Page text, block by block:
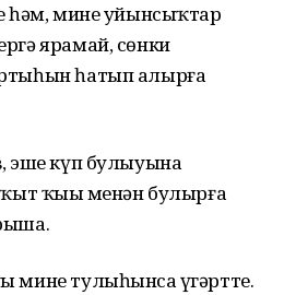
һәм, мине уйынсыҡтар
ярамай, сөнки
һатып алырға
эше күп булыуына
ҡыҙы менән булырға
тулыһынса үҙгәртте.